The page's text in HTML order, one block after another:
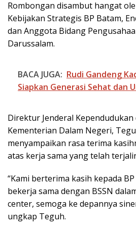
Rombongan disambut hangat
Kebijakan Strategis BP Batam,
dan Anggota Bidang
Darussalam.
BACA JUGA: Rudi Gandeng
Siapkan Generasi Sehat dan
Direktur Jenderal Kependudukan
Kementerian Dalam Negeri,
menyampaikan rasa terima
atas kerja sama yang telah
“Kami berterima kasih kepada
bekerja sama dengan BSSN
center, semoga ke depannya
ungkap Teguh.